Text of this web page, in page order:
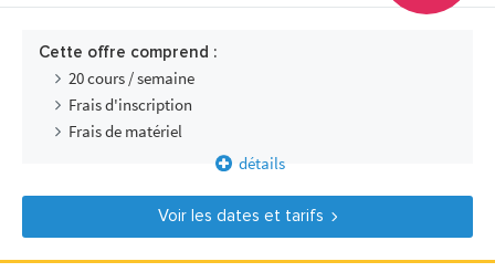
Cette offre comprend :
20 cours / semaine
Frais d'inscription
Frais de matériel
détails
Voir les dates et tarifs